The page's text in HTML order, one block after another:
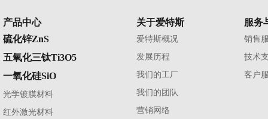
产品中心
硫化锌ZnS
五氧化三钛Ti3O5
一氧化硅SiO
光学镀膜材料
红外激光材料
关于爱特斯
爱特斯概况
发展历程
我们的工厂
我们的团队
营销网络
服务
销售
技术
客户